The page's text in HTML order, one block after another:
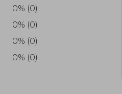
0% (0)
0% (0)
0% (0)
0% (0)